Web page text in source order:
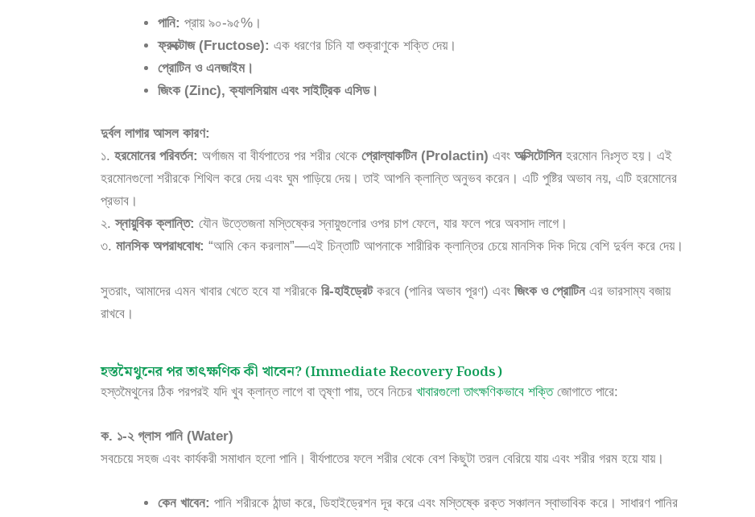
পানি: প্রায় ৯০-৯৫%।
ফ্রুক্টোজ (Fructose): এক ধরণের চিনি যা শুক্রাণুকে শক্তি দেয়।
প্রোটিন ও এনজাইম।
জিংক (Zinc), ক্যালসিয়াম এবং সাইট্রিক এসিড।
দুর্বল লাগার আসল কারণ:
১. হরমোনের পরিবর্তন: অর্গাজম বা বীর্যপাতের পর শরীর থেকে প্রোল্যাকটিন (Prolactin) এবং অক্সিটোসিনহরমোন নিঃসৃত হয়। এই
হরমোনগুলো শরীরকে শিথিল করে দেয় এবং ঘুম পাড়িয়ে দেয়। তাই আপনি ক্লান্তি অনুভব করেন। এটি পুষ্টির অভাব নয়, এটি হরমোনের
প্রভাব।
২.স্নায়ুবিক ক্লান্তি: যৌন উত্তেজনা মস্তিষ্কের স্নায়ুগুলোর ওপর চাপ ফেলে, যার ফলে পরে অবসাদ লাগে।
৩. মানসিক অপরাধবোধ: “আমি কেন করলাম”—এই চিন্তাটি আপনাকে শারীরিক ক্লান্তির চেয়ে মানসিক দিক দিয়ে বেশি দুর্বল করে দেয়।
সুতরাং, আমাদের এমন খাবার খেতে হবে যা শরীরকে রি-হাইড্রেটকরবে (পানির অভাব পূরণ) এবং জিংক ও প্রোটিনএর ভারসাম্য বজায়
রাখবে।
হস্তমৈথুনের পর তাৎক্ষণিক কী খাবেন? (Immediate Recovery Foods)
হস্তমৈথুনের ঠিক পরপরই যদি খুব ক্লান্ত লাগে বা তৃষ্ণা পায়, তবে নিচের খাবারগুলো তাৎক্ষণিকভাবে শক্তিজোগাতে পারে:
ক. ১-২ গ্লাস পানি (Water)
সবচেয়ে সহজ এবং কার্যকরী সমাধান হলো পানি। বীর্যপাতের ফলে শরীর থেকে বেশ কিছুটা তরল বেরিয়ে যায় এবং শরীর গরম হয়ে যায়।
কেন খাবেন: পানি শরীরকে ঠান্ডা করে, ডিহাইড্রেশন দূর করে এবং মস্তিষ্কে রক্ত সঞ্চালন স্বাভাবিক করে। সাধারণ পানির